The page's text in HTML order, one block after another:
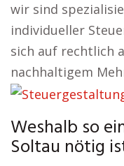
wir sind
individueller
sich auf rechtlich
nachhaltigem
Weshalb so
Soltau nötig